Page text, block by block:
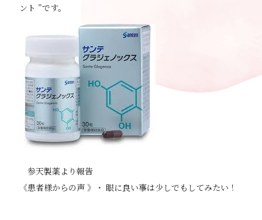
ント ”です。
参天製薬より報告
《患者様からの声 》・ 眼に良い事は少しでもしてみたい！